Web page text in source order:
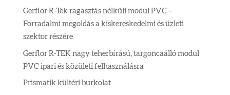
Gerflor R-Tek ragasztás nélküli modul PVC –
Forradalmi megoldás a kiskereskedelmi és üzleti
szektor részére
Gerflor R-TEK nagy teherbírású, targoncaálló modul
PVC ipari és közületi felhasználásra
Prismatik kültéri burkolat